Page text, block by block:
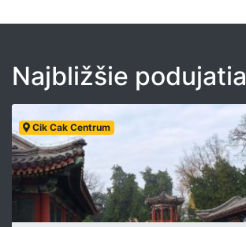
Najbližšie podujatia
Cik Cak Centrum